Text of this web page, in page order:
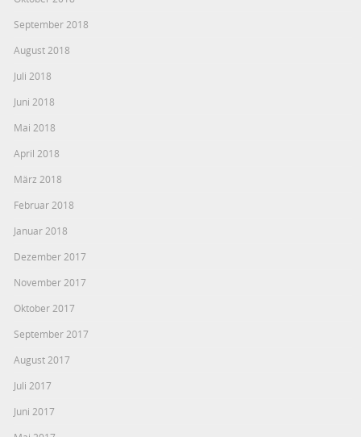
September 2018
August 2018
Juli 2018
Juni 2018
Mai 2018
April 2018
März 2018
Februar 2018
Januar 2018
Dezember 2017
November 2017
Oktober 2017
September 2017
August 2017
Juli 2017
Juni 2017